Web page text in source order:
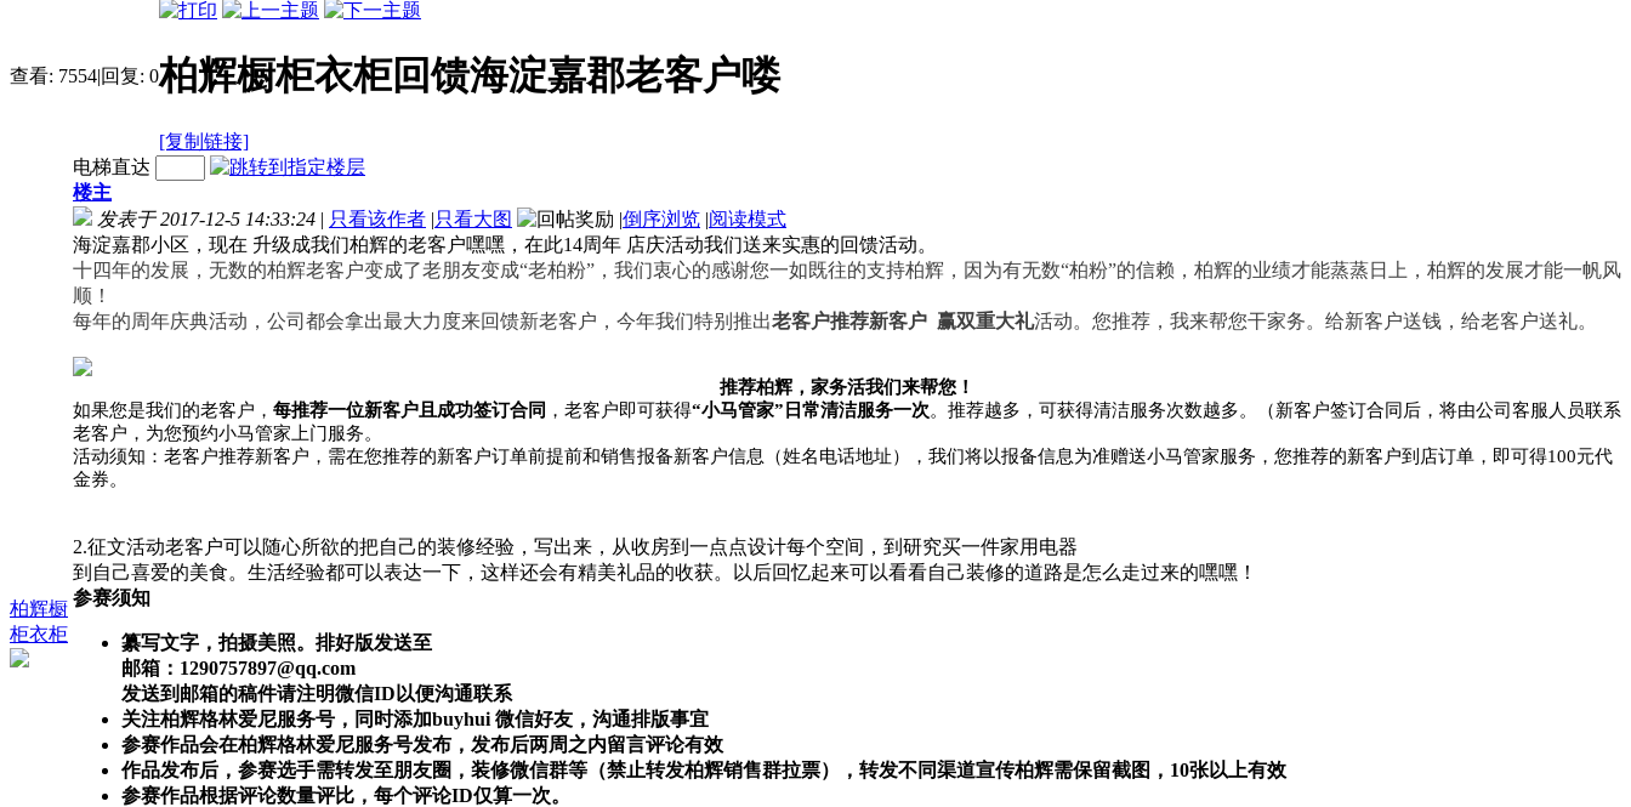
查看: 7554|回复: 0柏辉橱柜衣柜回馈海淀嘉郡老客户喽
[复制链接]
柏辉橱
柜衣柜
电梯直达
楼主
发表于 2017-12-5 14:33:24 | 只看该作者 |只看大图 |倒序浏览 |阅读模式
海淀嘉郡小区，现在 升级成我们柏辉的老客户嘿嘿，在此14周年 店庆活动我们送来实惠的回馈活动。
十四年的发展，无数的柏辉老客户变成了老朋友变成“老柏粉”，我们衷心的感谢您一如既往的支持柏辉，因为有无数“柏粉”的信赖，柏辉的业绩才能蒸蒸日上，柏辉的发展才能一帆风
顺！
每年的周年庆典活动，公司都会拿出最大力度来回馈新老客户，今年我们特别推出老客户推荐新客户 赢双重大礼活动。您推荐，我来帮您干家务。给新客户送钱，给老客户送礼。
推荐柏辉，家务活我们来帮您！
如果您是我们的老客户， 每推荐一位新客户且成功签订合同 ，老客户即可获得“小马管家”日常清洁服务一次。推荐越多，可获得清洁服务次数越多。（新客户签订合同后，将由公司客服人员联系
老客户，为您预约小马管家上门服务。
活动须知：老客户推荐新客户，需在您推荐的新客户订单前提前和销售报备新客户信息（姓名电话地址），我们将以报备信息为准赠送小马管家服务，您推荐的新客户到店订单，即可得100元代
金券。
2.征文活动老客户可以随心所欲的把自己的装修经验，写出来，从收房到一点点设计每个空间，到研究买一件家用电器
到自己喜爱的美食。生活经验都可以表达一下，这样还会有精美礼品的收获。以后回忆起来可以看看自己装修的道路是怎么走过来的嘿嘿！
参赛须知
纂写文字，拍摄美照。排好版发送至
邮箱： 1290757897@qq.com
发送到邮箱的稿件请注明微信ID以便沟通联系
关注柏辉格林爱尼服务号 ，同时添加buyhui 微信好友，沟通排版事宜
参赛作品会在柏辉格林爱尼服务号发布，发布后两周之内留言评论有效
作品发布后，参赛选手需转发至朋友圈，装修微信群等 （禁止转发柏辉销售群拉票） ，转发不同渠道宣传柏辉需保留截图， 10张以上有效
参赛作品根据评论数量评比，每个评论ID仅算一次。